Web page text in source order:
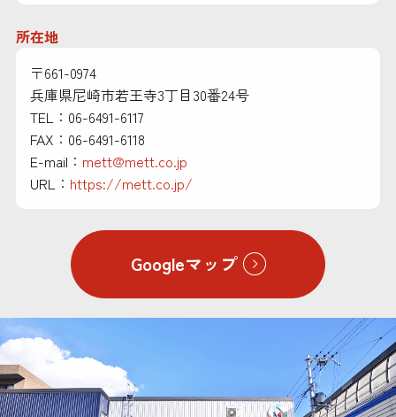
所在地
〒661-0974
兵庫県尼崎市若王寺3丁目30番24号
TEL：06-6491-6117
FAX：06-6491-6118
E-mail： mett@mett.co.jp
URL： https://mett.co.jp/
Googleマップ